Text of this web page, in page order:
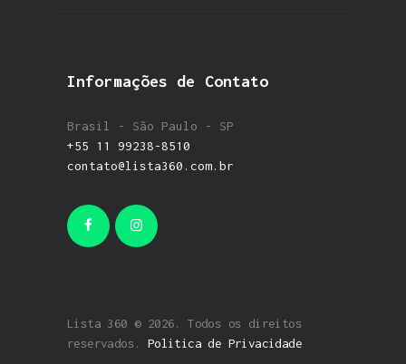
Informações de Contato
Brasil - São Paulo - SP
+55 11 99238-8510
contato@lista360.com.br
Lista 360 © 2026. Todos os direitos
reservados. Politica de Privacidade